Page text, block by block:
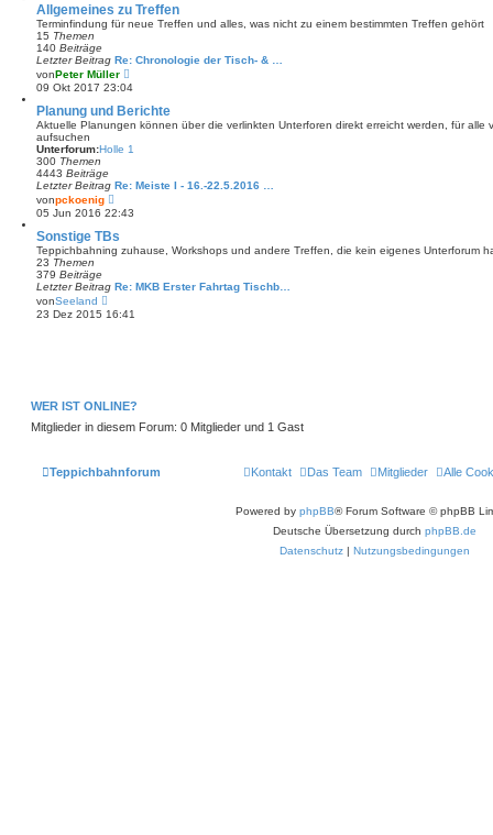
Allgemeines zu Treffen
Terminfindung für neue Treffen und alles, was nicht zu einem bestimmten Treffen gehört
15 Themen
140 Beiträge
Letzter Beitrag Re: Chronologie der Tisch- & …
vonPeter Müller
e
u
e
s
t
e
r
i
r
09 Okt 2017 23:04
Planung und Berichte
Aktuelle Planungen können über die verlinkten Unterforen direkt erreicht werden, für alle
aufsuchen
Unterforum:Holle 1
300 Themen
4443 Beiträge
Letzter Beitrag Re: Meiste I - 16.-22.5.2016 …
vonpckoenig
e
u
e
s
t
r
B
i
05 Jun 2016 22:43
Sonstige TBs
Teppichbahning zuhause, Workshops und andere Treffen, die kein eigenes Unterforum
23 Themen
379 Beiträge
Letzter Beitrag Re: MKB Erster Fahrtag Tischb…
vonSeeland
e
u
e
t
g
23 Dez 2015 16:41
WER IST ONLINE?
Mitglieder in diesem Forum: 0 Mitglieder und 1 Gast
Teppichbahnforum Alle
Mitglieder
Das Team
Kontakt
Powered by phpBB® Forum Software © phpBB
Deutsche Übersetzung durch phpBB.de
Datenschutz | Nutzungsbedingungen